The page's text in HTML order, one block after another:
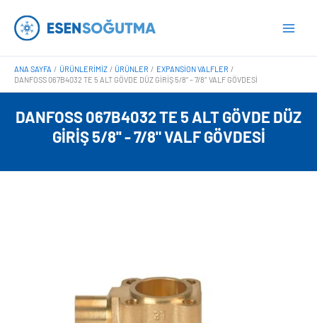
atla
ANA SAYFA ÜRÜNLERIMIZ ÜRÜNLER
EXPANSION VALFLER
DANFOSS 067B4032 TE 5 ALT GÖVDE DÜZ GIRIŞ 5/8” – 7/8″ VALF GÖVDESI
DANFOSS 067B4032 TE 5 ALT GÖVDE DÜZ
GIRIŞ 5/8'' - 7/8" VALF GÖVDESI